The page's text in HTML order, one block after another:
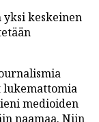
yksi keskeinen
lukemattomia
medioiden
naamaa. Niin